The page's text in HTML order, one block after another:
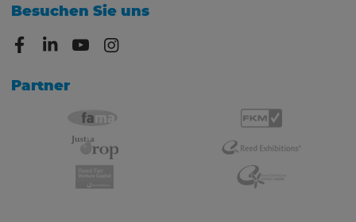
Besuchen Sie uns
Partner